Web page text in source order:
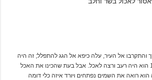
והתקרבו אל העיר, עלה כיפא אל הגג להתפלל; זה היה
בערך בשעת הצהרים. 10 הוא היה רעב ורצה לאכל. אבל בעת שהכינו את האכל
הרוח 11 והנה הוא רואה את השמים נפתחים ויורד איזה כלי דומה